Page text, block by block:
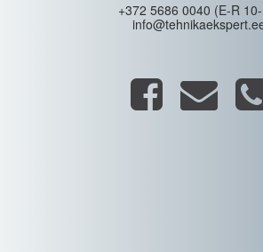
+372 5686 0040 (E-R